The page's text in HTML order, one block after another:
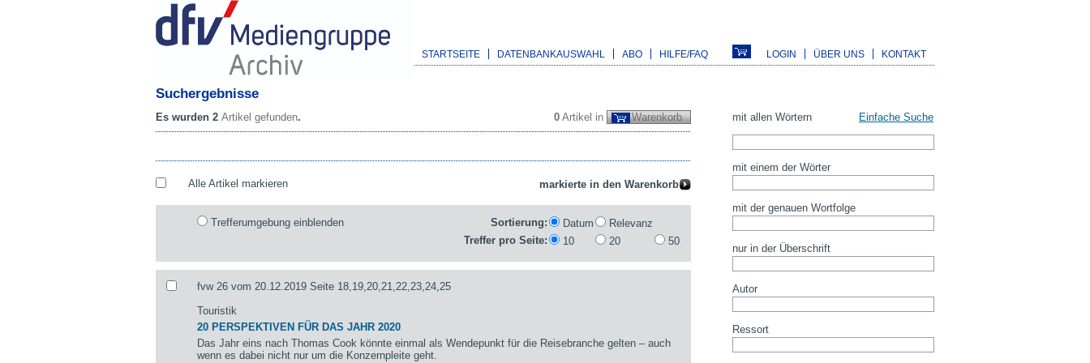
STARTSEITE DATENBANKAUSWAHL ABO HILFE/FAQ LOGIN ÜBER UNS KONTAKT
Suchergebnisse
0 Artikel in Warenkorb
Es wurden 2 Artikel gefunden.
Alle Artikel markieren
Trefferumgebung einblenden Sortierung: Datum
Relevanz
Treffer pro Seite:
10 20 50
fvw 26 vom 20.12.2019 Seite 18,19,20,21,22,23,24,25
Touristik
20 PERSPEKTIVEN FÜR DAS JAHR 2020
Das Jahr eins nach Thomas Cook könnte einmal als Wendepunkt für die Reisebranche gelten – auch
wenn es dabei nicht nur um die Konzernpleite geht.
mit allen Wörtern Einfache Suche
mit einem der Wörter
mit der genauen Wortfolge
nur in der Überschrift
Autor
Ressort